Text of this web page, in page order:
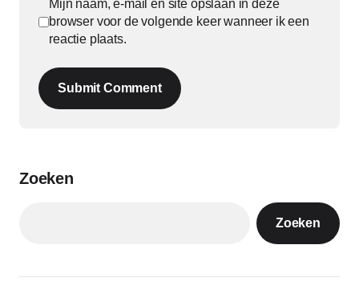
Mijn naam, e-mail en site opslaan in deze
browser voor de volgende keer wanneer ik een
reactie plaats.
Submit Comment
Zoeken
Zoeken